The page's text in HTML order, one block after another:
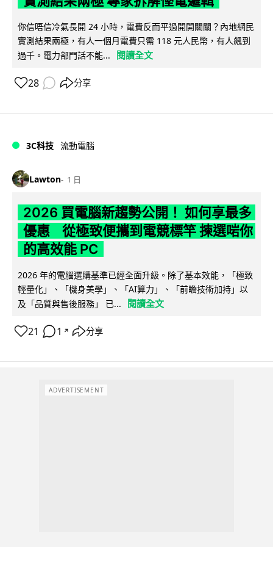
你信唔信冷氣長開 24 小時，電費反而平過開開關關？內地網民
實測結果兩極，有人一個月電費只需 118 元人民幣，有人飆到
過千。電力部門話不能...
閱讀全文
28 分享
3C科技 流動電腦
Lawton 1 日
2026 買電腦新趨勢公開！ 如何享最多
優惠 從極致便攜到電競標竿 揀選啱你
的高效能 PC
2026 年的電腦選購基準已經全面升級。除了基本效能，「極致
輕量化」、「機身美學」、「AI算力」、「前瞻技術加持」以
及「品質與售後服務」 已...
閱讀全文
21 1 ↗ 分享
ADVERTISEMENT